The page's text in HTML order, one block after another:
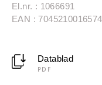
El.nr. : 1066691
EAN : 7045210016574
Datablad
PDF